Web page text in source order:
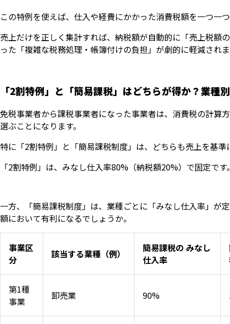
この特例を使えば、仕入や経費にかかった消費税額を一つ一
売上だけを正しく集計すれば、納税額が自動的に「売上税額
った「複雑な税務処理・帳簿付けの負担」が劇的に軽減され
「2割特例」と「簡易課税」はどちらが得か？業種
免税事業者から課税事業者になった事業者は、消費税の計
選ぶことになります。
特に「2割特例」と「簡易課税制度」は、どちらも売上を基
「2割特例」は、みなし仕入率80%（納税額20%）で固定です
一方、「簡易課税制度」は、業種ごとに「みなし仕入率」が
額において有利になるでしょうか。
事業区
分
該当する業種（例）
簡易課税の みなし
仕入率
第1種
事業
卸売業 90%